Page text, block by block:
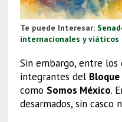
Te puede Interesar:
internacionales y viáticos
Sin embargo, entre los
integrantes del
como Somos México.
desarmados, sin casco